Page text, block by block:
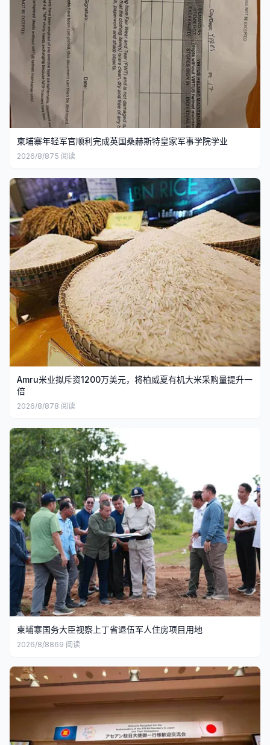
柬埔寨年轻军官顺利完成英国桑赫斯特皇家军事学院学业
2026/8/875 阅读
Amru米业拟斥资1200万美元，将柏威夏有机大米采购量提升一
倍
2026/8/878 阅读
柬埔寨国务大臣视察上丁省退伍军人住房项目用地
2026/8/8869 阅读